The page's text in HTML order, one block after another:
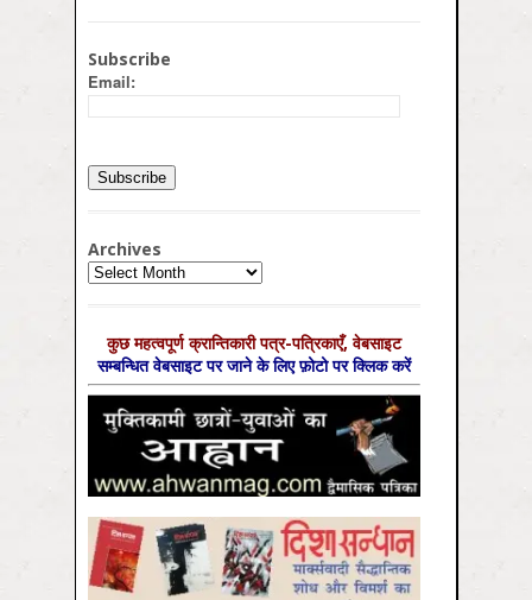
Subscribe
Email:
Archives
Archives
कुछ महत्‍वपूर्ण क्रान्तिकारी पत्र-पत्रिकाएँ, वेबसाइट
सम्‍बन्धित वेबसाइट पर जाने के लिए फ़ोटो पर क्लिक करें